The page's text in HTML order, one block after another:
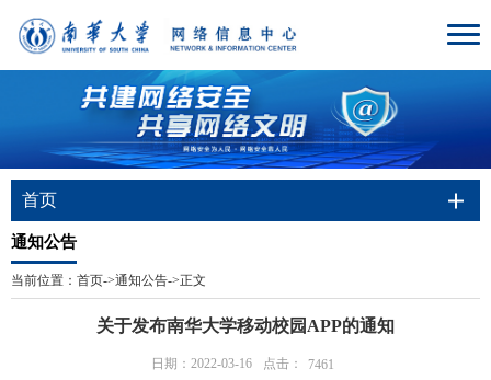
首页
通知公告
当前位置： 首页->通知公告->正文
关于发布南华大学移动校园APP的通知
日期：2022-03-16 点击： 7461